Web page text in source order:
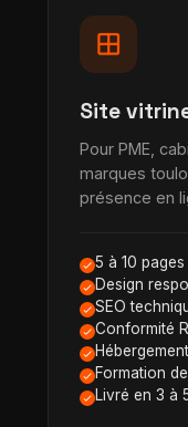
window
Site
Pour PME,
marques
présence en
5 à 10
Design
SEO
Conformité
Formation
Livré en 3 à